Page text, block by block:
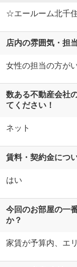
☆エールーム北千
店内の雰囲気・担
女性の担当の方が
数ある不動産会社
てください！
ネット
賃料・契約金につ
はい
今回のお部屋の一
か？
家賃が予算内、エ